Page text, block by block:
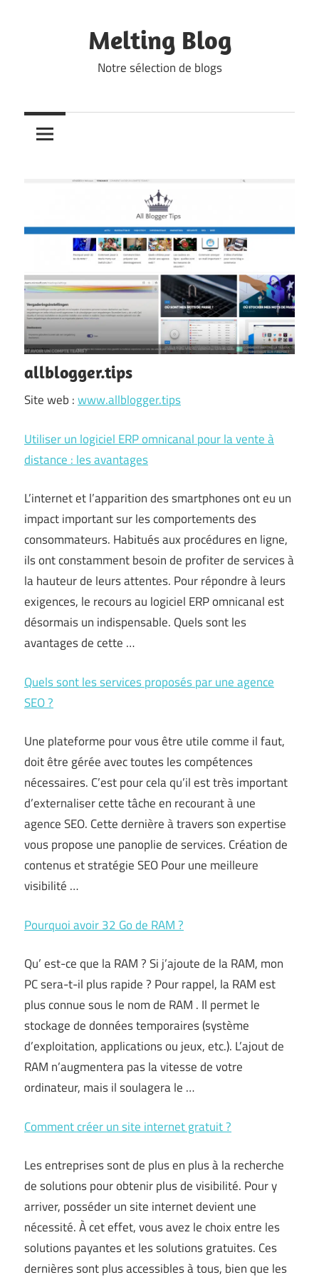
Melting Blog
Notre sélection de blogs
allblogger.tips
Site web :www.allblogger.tips
Utiliser un logiciel ERP omnicanal pour la vente à
distance : les avantages
L’internet et l’apparition des smartphones ont eu un
impact important sur les comportements des
consommateurs. Habitués aux procédures en ligne,
ils ont constamment besoin de profiter de services à
la hauteur de leurs attentes. Pour répondre à leurs
exigences, le recours au logiciel ERP omnicanal est
désormais un indispensable. Quels sont les
avantages de cette …
Quels sont les services proposés par une agence
SEO ?
Une plateforme pour vous être utile comme il faut,
doit être gérée avec toutes les compétences
nécessaires. C’est pour cela qu’il est très important
d’externaliser cette tâche en recourant à une
agence SEO. Cette dernière à travers son expertise
vous propose une panoplie de services. Création de
contenus et stratégie SEO Pour une meilleure
visibilité …
Pourquoi avoir 32 Go de RAM ?
Qu’ est-ce que la RAM ? Si j’ajoute de la RAM, mon
PC sera-t-il plus rapide ? Pour rappel, la RAM est
plus connue sous le nom de RAM . Il permet le
stockage de données temporaires (système
d’exploitation, applications ou jeux, etc.). L’ajout de
RAM n’augmentera pas la vitesse de votre
ordinateur, mais il soulagera le …
Comment créer un site internet gratuit ?
Les entreprises sont de plus en plus à la recherche
de solutions pour obtenir plus de visibilité. Pour y
arriver, posséder un site internet devient une
nécessité. À cet effet, vous avez le choix entre les
solutions payantes et les solutions gratuites. Ces
dernières sont plus accessibles à tous, bien que les